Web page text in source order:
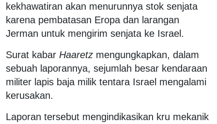
kekhawatiran akan menurunnya stok senjata
karena pembatasan Eropa dan larangan
Jerman untuk mengirim senjata ke Israel.
Surat kabar Haaretz mengungkapkan, dalam
sebuah laporannya, sejumlah besar kendaraan
militer lapis baja milik tentara Israel mengalami
kerusakan.
Laporan tersebut mengindikasikan kru mekanik